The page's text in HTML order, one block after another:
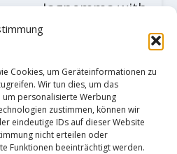
Cookies, um Geräteinformationen zu
Wir tun dies, um das
personalisierte Werbung
zustimmen, können wir
eindeutige IDs auf dieser Website
nicht erteilen oder
Funktionen beeinträchtigt werden.
Iagnemma with
POSTS